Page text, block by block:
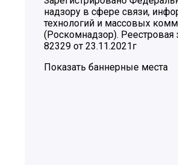
надзору в сфере связи,
технологий и массовых
(Роскомнадзор).
82329 от 23.11.2021г
Показать баннерные места